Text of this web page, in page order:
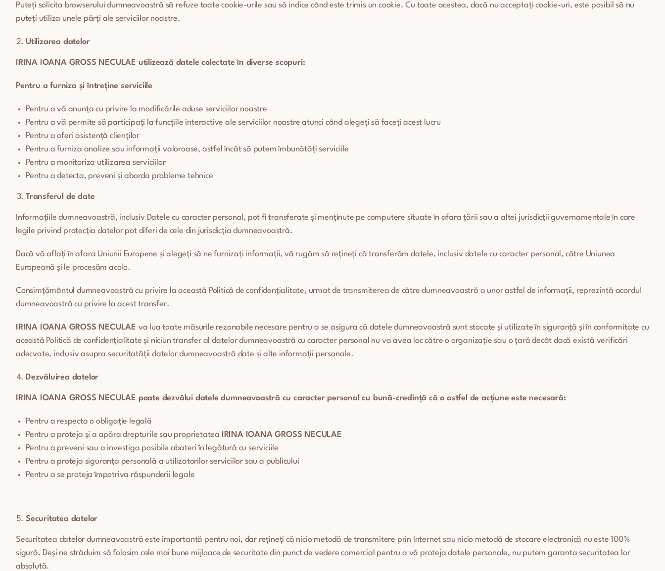
Puteți solicita browserului dumneavoastră să refuze toate cookie-urile sau să indice când este trimis un cookie. Cu toate acestea, dacă nu acceptați cookie-uri, este posibil să nu
puteți utiliza unele părți ale serviciilor noastre.
Utilizarea datelor
IRINA IOANA GROSS NECULAE utilizează datele colectate în diverse scopuri:
Pentru a furniza și întreține serviciile
Pentru a vă anunța cu privire la modificările aduse serviciilor noastre
Pentru a vă permite să participați la funcțiile interactive ale serviciilor noastre atunci când alegeți să faceți acest lucru
Pentru a oferi asistență clienților
Pentru a furniza analize sau informații valoroase, astfel încât să putem îmbunătăți serviciile
Pentru a monitoriza utilizarea serviciilor
Pentru a detecta, preveni și aborda probleme tehnice
Transferul de date
Informațiile dumneavoastră, inclusiv Datele cu caracter personal, pot fi transferate și menținute pe computere situate în afara țării sau a altei jurisdicții guvernamentale în care
legile privind protecția datelor pot diferi de cele din jurisdicția dumneavoastră.
Dacă vă aflați în afara Uniunii Europene și alegeți să ne furnizați informații, vă rugăm să rețineți că transferăm datele, inclusiv datele cu caracter personal, către Uniunea
Europeană și le procesăm acolo.
Consimțământul dumneavoastră cu privire la această Politică de confidențialitate, urmat de transmiterea de către dumneavoastră a unor astfel de informații, reprezintă acordul
dumneavoastră cu privire la acest transfer.
IRINA IOANA GROSS NECULAE va lua toate măsurile rezonabile necesare pentru a se asigura că datele dumneavoastră sunt stocate și utilizate în siguranță și în conformitate cu
această Politică de confidențialitate și niciun transfer al datelor dumneavoastră cu caracter personal nu va avea loc către o organizație sau o țară decât dacă există verificări
adecvate, inclusiv asupra securitatății datelor dumneavoastră date și alte informații personale.
Dezvăluirea datelor
IRINA IOANA GROSS NECULAE poate dezvălui datele dumneavoastră cu caracter personal cu bună-credință că o astfel de acțiune este necesară:
Pentru a respecta o obligație legală
Pentru a proteja și a apăra drepturile sau proprietatea
IRINA IOANA GROSS NECULAE
Pentru a preveni sau a investiga posibile abateri în legătură cu serviciile
Pentru a proteja siguranța personală a utilizatorilor serviciilor sau a publicului
Pentru a se proteja împotriva răspunderii legale
Securitatea datelor
Securitatea datelor dumneavoastră este importantă pentru noi, dar rețineți că nicio metodă de transmitere prin Internet sau nicio metodă de stocare electronică nu este 100%
sigură. Deși ne străduim să folosim cele mai bune mijloace de securitate din punct de vedere comercial pentru a vă proteja datele personale, nu putem garanta securitatea lor
absolută.